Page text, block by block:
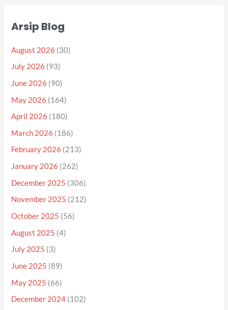
Arsip Blog
August 2026 (30)
July 2026 (93)
June 2026 (90)
May 2026 (164)
April 2026 (180)
March 2026 (186)
February 2026 (213)
January 2026 (262)
December 2025 (306)
November 2025 (212)
October 2025 (56)
August 2025 (4)
July 2025 (3)
June 2025 (89)
May 2025 (66)
December 2024 (102)